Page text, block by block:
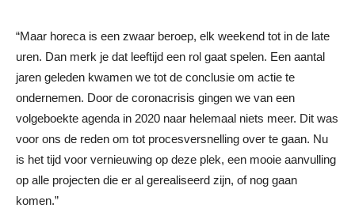
“Maar horeca is een zwaar beroep, elk weekend tot in de late
uren. Dan merk je dat leeftijd een rol gaat spelen. Een aantal
jaren geleden kwamen we tot de conclusie om actie te
ondernemen. Door de coronacrisis gingen we van een
volgeboekte agenda in 2020 naar helemaal niets meer. Dit was
voor ons de reden om tot procesversnelling over te gaan. Nu
is het tijd voor vernieuwing op deze plek, een mooie aanvulling
op alle projecten die er al gerealiseerd zijn, of nog gaan
komen.”